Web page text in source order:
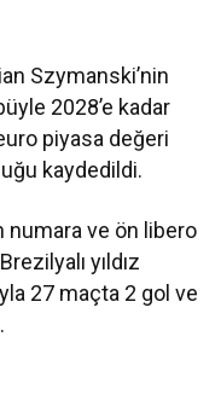
Szymanski’nin
2028’e kadar
piyasa değeri
kaydedildi.
numara ve ön libero
yıldız
27 maçta 2 gol ve